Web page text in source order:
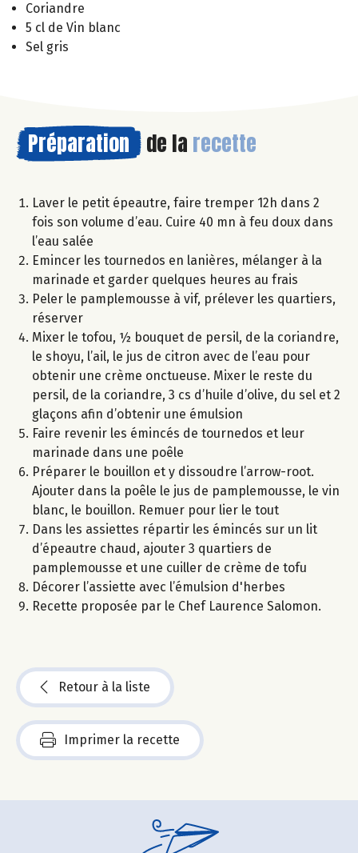
Coriandre
5 cl de Vin blanc
Sel gris
Préparation de la recette
Laver le petit épeautre, faire tremper 12h dans 2
fois son volume d’eau. Cuire 40 mn à feu doux dans
l’eau salée
Emincer les tournedos en lanières, mélanger à la
marinade et garder quelques heures au frais
Peler le pamplemousse à vif, prélever les quartiers,
réserver
Mixer le tofou, ½ bouquet de persil, de la coriandre,
le shoyu, l’ail, le jus de citron avec de l’eau pour
obtenir une crème onctueuse. Mixer le reste du
persil, de la coriandre, 3 cs d’huile d’olive, du sel et 2
glaçons afin d’obtenir une émulsion
Faire revenir les émincés de tournedos et leur
marinade dans une poêle
Préparer le bouillon et y dissoudre l’arrow-root.
Ajouter dans la poêle le jus de pamplemousse, le vin
blanc, le bouillon. Remuer pour lier le tout
Dans les assiettes répartir les émincés sur un lit
d’épeautre chaud, ajouter 3 quartiers de
pamplemousse et une cuiller de crème de tofu
Décorer l’assiette avec l’émulsion d'herbes
Recette proposée par le Chef Laurence Salomon.
Retour à la liste
Imprimer la recette